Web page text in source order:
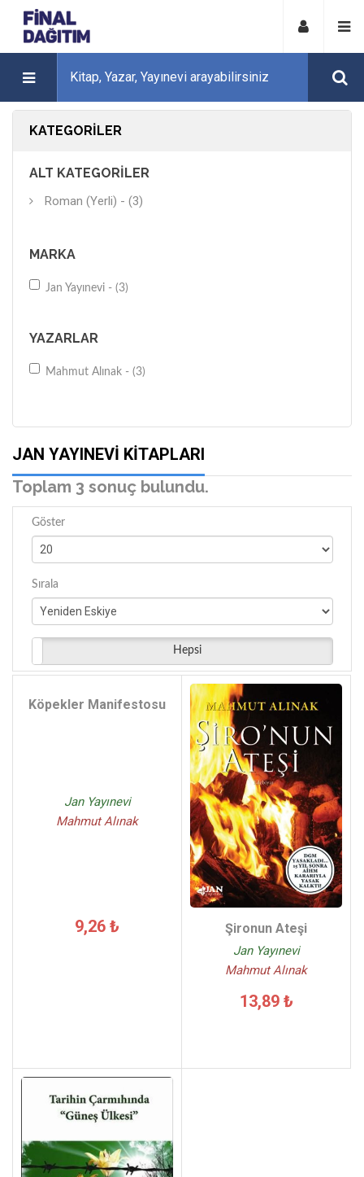
KATEGORILER
ALT KATEGORILER
Roman (Yerli) - (3)
MARKA
Jan Yayınevi - (3)
YAZARLAR
Mahmut Alınak - (3)
JAN YAYINEVI KITAPLARI
Toplam 3 sonuç bulundu.
Göster
Sırala
Hepsi
Köpekler Manifestosu
Jan Yayınevi
Mahmut Alınak
9,26 ₺ Şironun Ateşi
Jan Yayınevi
Mahmut Alınak
13,89 ₺